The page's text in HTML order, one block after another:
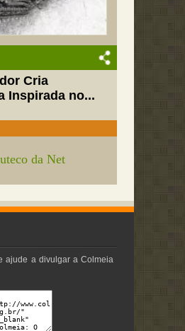
Cria
Inspirada no...
da Net
ajude a divulgar a Colmeia